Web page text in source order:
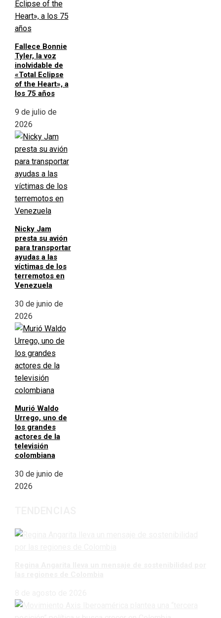
Fallece Bonnie
Tyler, la voz
inolvidable de
«Total Eclipse
of the Heart», a
los 75 años
9 de julio de
2026
Nicky Jam
presta su avión
para transportar
ayudas a las
víctimas de los
terremotos en
Venezuela
30 de junio de
2026
Murió Waldo
Urrego, uno de
los grandes
actores de la
televisión
colombiana
30 de junio de
2026